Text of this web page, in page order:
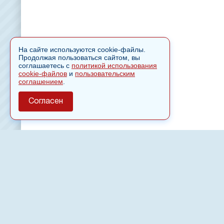
На сайте используются cookie-файлы.
Продолжая пользоваться сайтом, вы
соглашаетесь с политикой использования
cookie-файлов и пользовательским
соглашением
Согласен